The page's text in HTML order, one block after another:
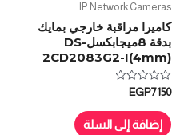
IP Network Cameras
كاميرا مراقبة خارجي بمايك
بدقة 8ميجابكسلDS-
2CD2083G2-I(4mm)
تم
من
5
EGP7150
إضافة إلى السلة